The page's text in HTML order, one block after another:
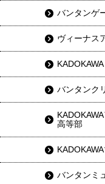
バンタンゲ
ヴィーナス
バンタンク
高等部
バンタンミ